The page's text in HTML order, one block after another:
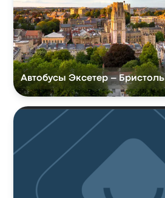
Автобусы Эксетер – Бристоль